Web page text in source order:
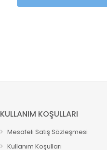
KULLANIM KOŞULLARI
Mesafeli Satış Sözleşmesi
Kullanım Koşulları